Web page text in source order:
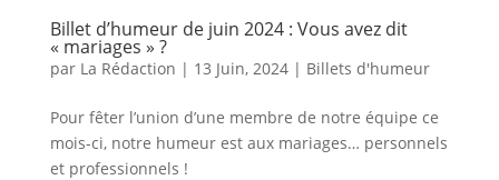
Billet d’humeur de juin 2024 : Vous avez dit
« mariages » ?
par La Rédaction | 13 Juin, 2024| Billets d'humeur
Pour fêter l’union d’une membre de notre équipe ce
mois-ci, notre humeur est aux mariages… personnels
et professionnels !